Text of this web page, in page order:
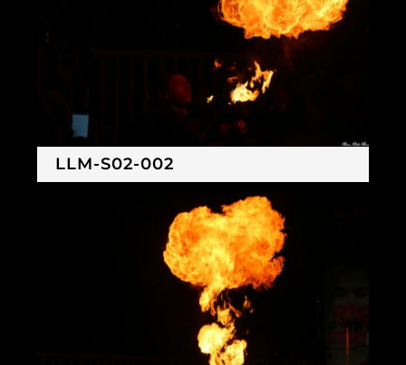
LLM-S02-002